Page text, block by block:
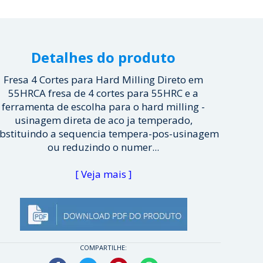
Detalhes do produto
Fresa 4 Cortes para Hard Milling Direto em
55HRCA fresa de 4 cortes para 55HRC e a
ferramenta de escolha para o hard milling -
usinagem direta de aco ja temperado,
a sequencia tempera-pos-usinagem
ou reduzindo o numer...
[ Veja mais ]
COMPARTILHE: